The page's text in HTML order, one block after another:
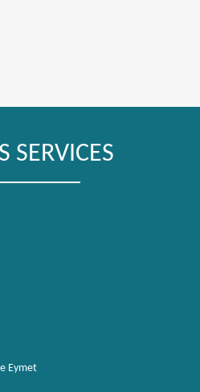
SERVICES
Eymet